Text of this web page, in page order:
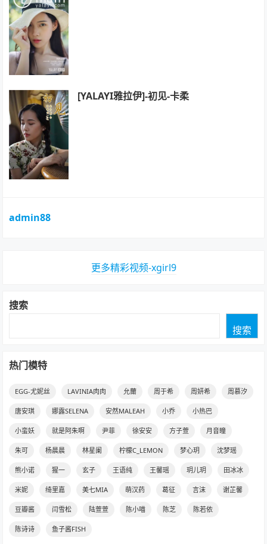
[YALAYI雅拉伊]-初见-卡柔
admin88
更多精彩视频-xgirl9
搜索
搜索
热门模特
EGG-尤妮丝 LAVINIA肉肉 允薾 周于希 周妍希 周慕汐
唐安琪 娜露SELENA 安然MALEAH 小乔 小热巴
小蛮妖 就是阿朱啊 尹菲 徐安安 方子萱 月音瞳
朱可 杨晨晨 林星阑 柠檬C_LEMON 梦心玥 沈梦瑶
熊小诺 猩一 玄子 王语纯 王馨瑶 玥儿玥 田冰冰
米妮 绮里嘉 美七MIA 萌汉药 葛征 言沫 谢芷馨
豆瓣酱 闫雪松 陆萱萱 陈小喵 陈芝 陈若依
陈诗诗 鱼子酱FISH